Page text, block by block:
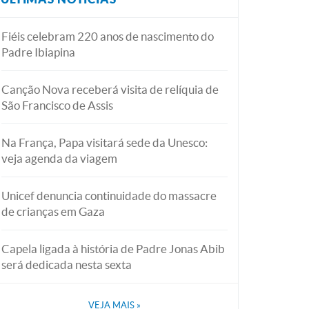
Fiéis celebram 220 anos de nascimento do
Padre Ibiapina
Canção Nova receberá visita de relíquia de
São Francisco de Assis
Na França, Papa visitará sede da Unesco:
veja agenda da viagem
Unicef denuncia continuidade do massacre
de crianças em Gaza
Capela ligada à história de Padre Jonas Abib
será dedicada nesta sexta
VEJA MAIS »